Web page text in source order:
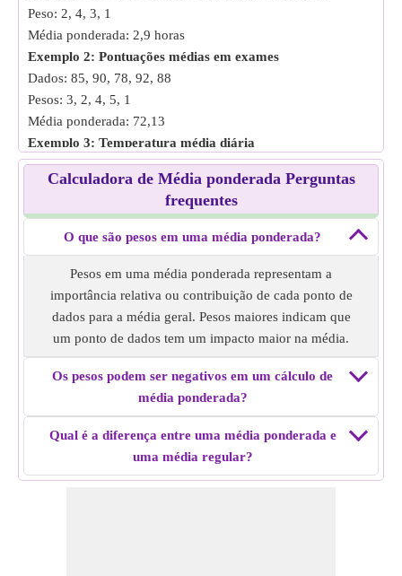
Peso: 2, 4, 3, 1
Média ponderada: 2,9 horas
Exemplo 2: Pontuações médias em exames
Dados: 85, 90, 78, 92, 88
Pesos: 3, 2, 4, 5, 1
Média ponderada: 72,13
Exemplo 3: Temperatura média diária
Dados: 70 °F, 75 °F, 68 °F, 72 °F, 74 °F
Pesos: 1, 2, 3, 4, 5
Média ponderada: 72,13°F
Exemplo 4: Gastos semanais médios
horas, 40 horas
Pesos: 2, 3, 1, 4, 5, 2, 3
Média ponderada: 56,5 horas
Exemplo 5: Altura média dos alunos
Dados: 150 cm, 160 cm, 155 cm, 165 cm, 170 cm
Pesos: 1, 2, 3, 4, 5
Média ponderada: 163 cm
Calculadora de Média ponderada Perguntas
frequentes
O que são pesos em uma média ponderada?
Pesos em uma média ponderada representam a
importância relativa ou contribuição de cada ponto de
dados para a média geral. Pesos maiores indicam que
um ponto de dados tem um impacto maior na média.
Os pesos podem ser negativos em um cálculo de
média ponderada?
Qual é a diferença entre uma média ponderada e
uma média regular?